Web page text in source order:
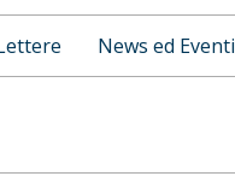
Primary
News ed Eventi